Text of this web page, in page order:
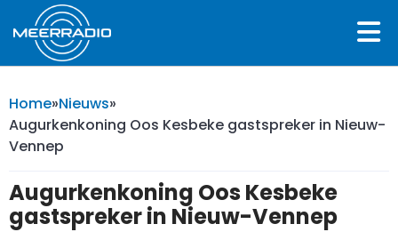
Home»Nieuws»
Augurkenkoning Oos Kesbeke gastspreker in Nieuw-
Vennep
Augurkenkoning Oos Kesbeke
gastspreker in Nieuw-Vennep